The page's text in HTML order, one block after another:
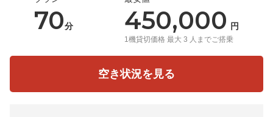
70分 450,000 円
1機貸切価格 最大 3 人までご搭乗
空き状況を見る